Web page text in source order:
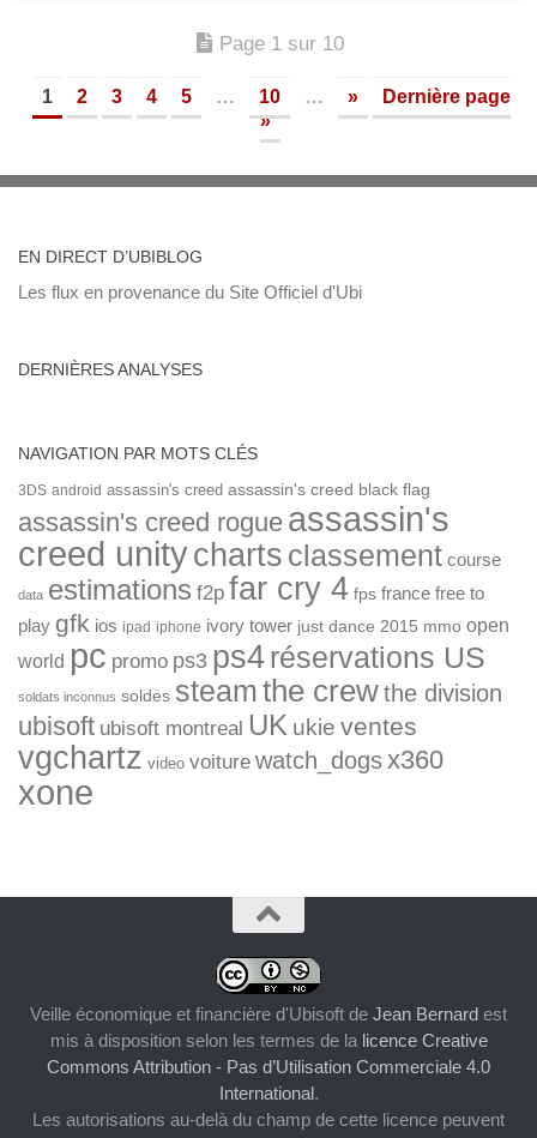
Page 1 sur 10
1 2 3 4 5 … 10 … »
Dernière page
»
EN DIRECT D’UBIBLOG
Les flux en provenance du Site Officiel d'Ubi
DERNIÈRES ANALYSES
NAVIGATION PAR MOTS CLÉS
3DS android assassin's creed assassin's creed black flag
assassin's creed rogue assassin's
creed unitycharts classement course
data estimations f2p far cry 4 fps france free to
play gfk ios ipad iphone ivory tower just dance 2015 mmo open
world pc promo ps3 ps4réservations US
soldats inconnus soldes steamthe crewthe division
ubisoft ubisoft montreal UK ukie ventes
vgchartz video voiture watch_dogsx360
xone
Veille économique et financière d'Ubisoft de Jean Bernard est
mis à disposition selon les termes de la licence Creative
Commons Attribution - Pas d’Utilisation Commerciale 4.0
International.
Les autorisations au-delà du champ de cette licence peuvent